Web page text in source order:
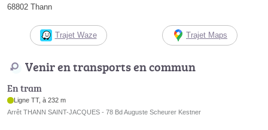
68802 Thann
Trajet Waze Trajet Maps
Venir en transports en commun
En tram
Ligne TT, à 232 m
Arrêt THANN SAINT-JACQUES - 78 Bd Auguste Scheurer Kestner